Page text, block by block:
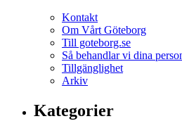
Kontakt
Om Vårt Göteborg
Till goteborg.se
Så behandlar vi dina
Tillgänglighet
Arkiv
Kategorier